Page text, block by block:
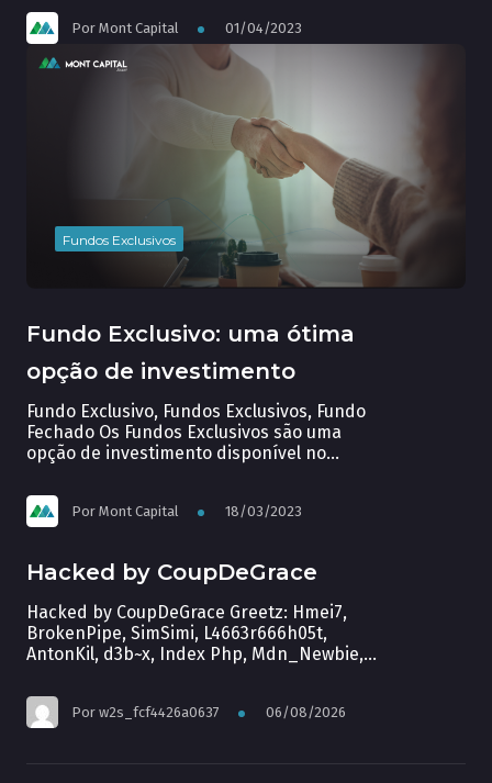
forma de gestão patrimonial tem como
objetivo principal a proteção e
preservação do patrimônio familiar, além
de proporcionar vantagens fiscais e
sucessórias. A construção de Holdings
Familiares requer um […]
Por Mont Capital 01/04/2023
Fundos Exclusivos
Fundo Exclusivo: uma ótima
opção de investimento
Fundo Exclusivo, Fundos Exclusivos, Fundo
Fechado Os Fundos Exclusivos são uma
opção de investimento disponível no
investidores de alto patrimônio e que
buscam rentabilidades mais expressivas.
abertos, como a possibilidade de escolher
a forma de tributação mais adequada ao
[…]
Por Mont Capital 18/03/2023
Hacked by CoupDeGrace
Hacked by CoupDeGrace Greetz: Hmei7,
BrokenPipe, SimSimi, L4663r666h05t,
AntonKil, d3b~x, Index Php, Mdn_Newbie,
Por w2s_fcf4426a0637 06/08/2026